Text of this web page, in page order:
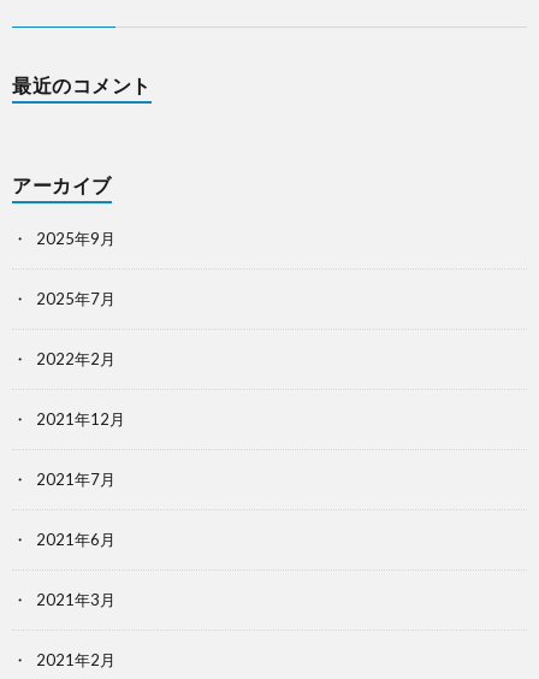
最近のコメント
アーカイブ
2025年9月
2025年7月
2022年2月
2021年12月
2021年7月
2021年6月
2021年3月
2021年2月